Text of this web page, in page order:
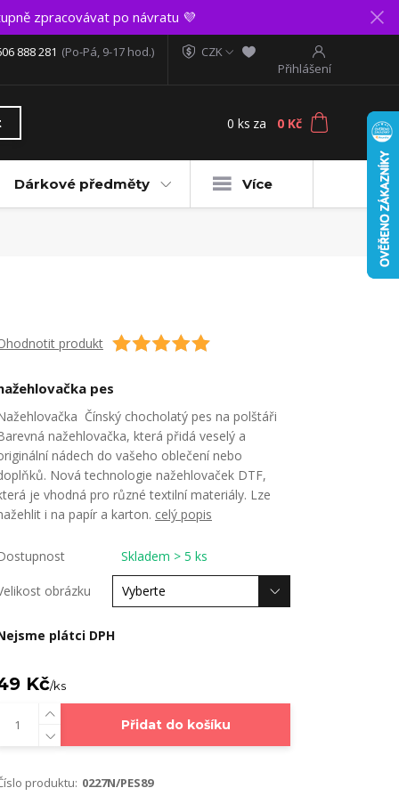
zpracovávat po návratu 💜
CZK
Přihlášení
888 281 (Po-Pá, 9-17 hod.)
0 ks za 0 Kč
Dárkové předměty Více
produkt
pes
Čínský chocholatý pes na polštáři
nažehlovačka, která přidá veselý a
nádech do vašeho oblečení nebo
Nová technologie nažehlovaček DTF,
je vhodná pro různé textilní materiály. Lze
i na papír a karton. celý popis
Skladem > 5 ks
obrázku
plátci DPH
Kč/ks
Přidat do košíku
produktu: 0227N/PES89